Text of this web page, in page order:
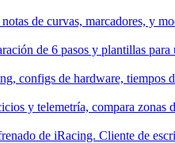
de curvas, marcadores, y
de 6 pasos y plantillas
configs de hardware,
y telemetría, compara
de iRacing. Cliente de